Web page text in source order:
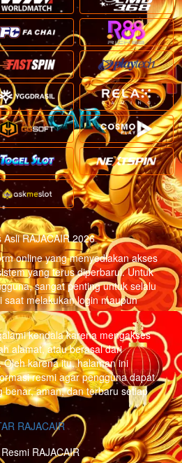
RAJACAIR 2026
online yang menyediakan akses
yang terus diperbarui. Untuk
sangat penting untuk selalu
saat melakukan login maupun
kendala karena mengakses
alamat, atau berasal dari
karena itu, halaman ini
resmi agar pengguna dapat
benar, aman, dan terbaru setiap
RAJACAIR
RAJACAIR